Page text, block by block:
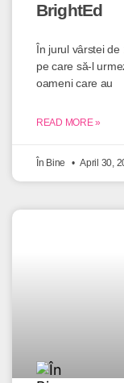
BrightEd
În jurul vârstei
pe care să-l
oameni care au
READ MORE »
În Bine April 30,